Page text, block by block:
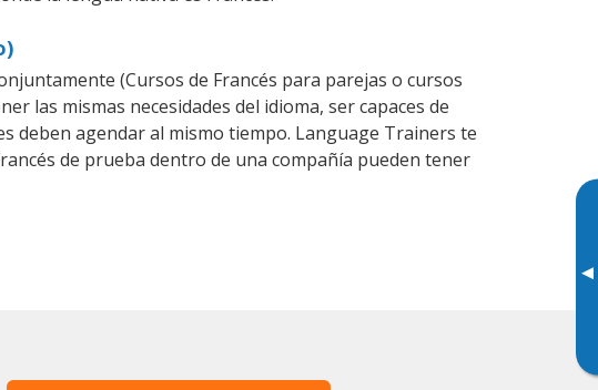
▸
(Cursos de Francés para parejas o cursos
las mismas necesidades del idioma, ser capaces de
deben agendar al mismo tiempo. Language Trainers te
de prueba dentro de una compañía pueden tener